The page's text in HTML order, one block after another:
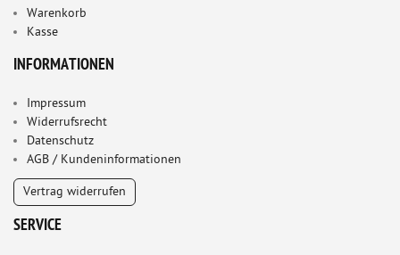
Warenkorb
Kasse
INFORMATIONEN
Impressum
Widerrufsrecht
Datenschutz
AGB / Kundeninformationen
Vertrag widerrufen
SERVICE